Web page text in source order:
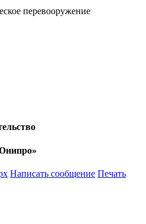
перевооружение
Написать сообщение Печать